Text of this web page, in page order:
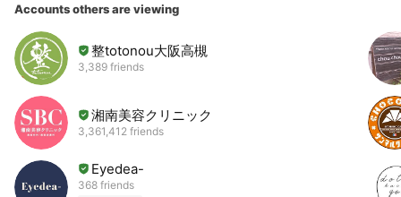
Accounts others are viewing
整totonou大阪高槻
3,389 friends
湘南美容クリニック
3,361,412 friends
Eyedea-
368 friends